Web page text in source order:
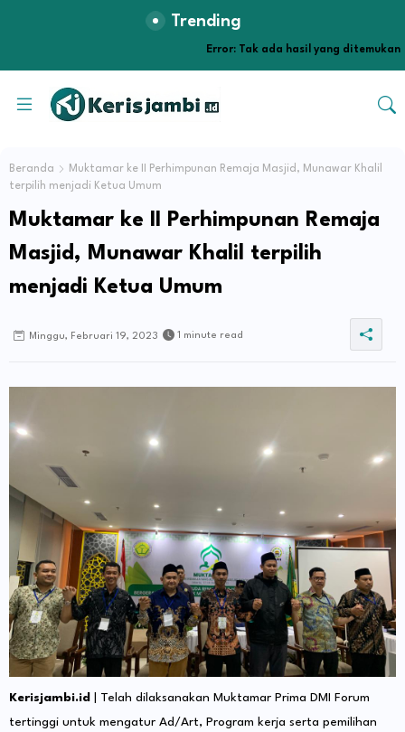
Trending
Error: Tak ada hasil yang ditemukan
Beranda
Muktamar ke II Perhimpunan Remaja Masjid, Munawar Khalil
terpilih menjadi Ketua Umum
Muktamar ke II Perhimpunan Remaja
Masjid, Munawar Khalil terpilih
menjadi Ketua Umum
Minggu, Februari 19, 2023 1 minute read
Kerisjambi.id
| Telah dilaksanakan Muktamar Prima DMI Forum
tertinggi untuk mengatur Ad/Art, Program kerja serta pemilihan